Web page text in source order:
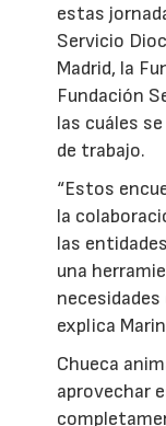
estas
Servicio
Madrid, la
Fundación
las cuáles
de trabajo.
“Estos
la
las
una
explica
Chueca
aprovechar